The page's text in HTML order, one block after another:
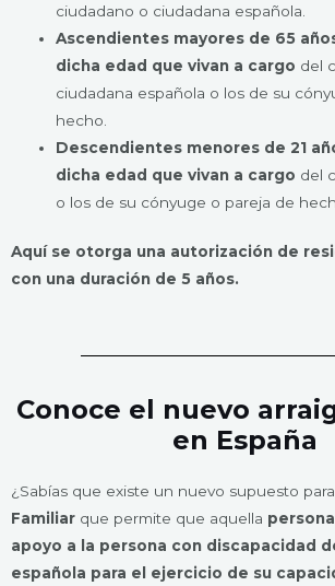
ciudadano o ciudadana española.
Ascendientes mayores de 65
dicha edad que vivan a cargo del
ciudadana española o los de su
hecho.
Descendientes menores de 21
dicha edad que vivan a cargo del
o los de su cónyuge o pareja de
Aquí se otorga una autorización de
con una duración de 5 años.
Conoce el nuevo
en España
¿Sabías que existe un nuevo supuesto
Familiar que permite que aquella
apoyo a la persona con discapacidad
española para el ejercicio de su